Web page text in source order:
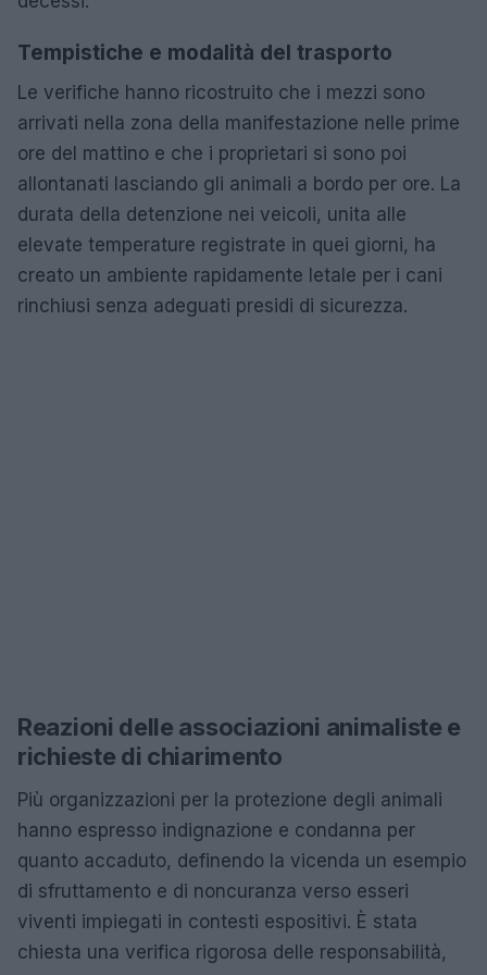
Tempistiche e modalità del trasporto
Le verifiche hanno ricostruito che i mezzi sono
arrivati nella zona della manifestazione nelle prime
ore del mattino e che i proprietari si sono poi
allontanati lasciando gli animali a bordo per ore. La
durata della detenzione nei veicoli, unita alle
elevate temperature registrate in quei giorni, ha
creato un ambiente rapidamente letale per i cani
rinchiusi senza adeguati presidi di sicurezza.
Reazioni delle associazioni animaliste e
richieste di chiarimento
Più organizzazioni per la protezione degli animali
hanno espresso indignazione e condanna per
quanto accaduto, definendo la vicenda un esempio
di sfruttamento e di noncuranza verso esseri
viventi impiegati in contesti espositivi. È stata
chiesta una verifica rigorosa delle responsabilità,